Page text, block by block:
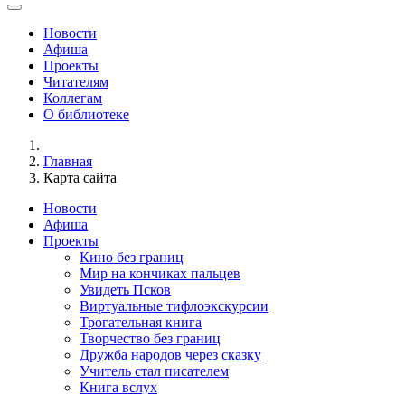
Новости
Афиша
Проекты
Читателям
Коллегам
О библиотеке
Главная
Карта сайта
Новости
Афиша
Проекты
Кино без границ
Мир на кончиках пальцев
Увидеть Псков
Виртуальные тифлоэкскурсии
Трогательная книга
Творчество без границ
Дружба народов через сказку
Учитель стал писателем
Книга вслух